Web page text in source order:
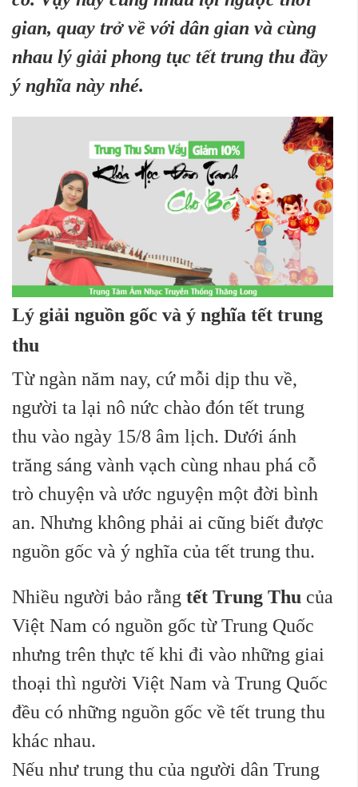
gian, quay trở về với dân gian và cùng
nhau lý giải phong tục tết trung thu đầy
ý nghĩa này nhé.
Lý giải nguồn gốc và ý nghĩa tết trung
thu
Từ ngàn năm nay, cứ mỗi dịp thu về,
người ta lại nô nức chào đón tết trung
thu vào ngày 15/8 âm lịch. Dưới ánh
trăng sáng vành vạch cùng nhau phá cỗ
trò chuyện và ước nguyện một đời bình
an. Nhưng không phải ai cũng biết được
nguồn gốc và ý nghĩa của tết trung thu.
Nhiều người bảo rằng tết Trung Thu của
Việt Nam có nguồn gốc từ Trung Quốc
nhưng trên thực tế khi đi vào những giai
thoại thì người Việt Nam và Trung Quốc
đều có những nguồn gốc về tết trung thu
khác nhau.
Nếu như trung thu của người dân Trung